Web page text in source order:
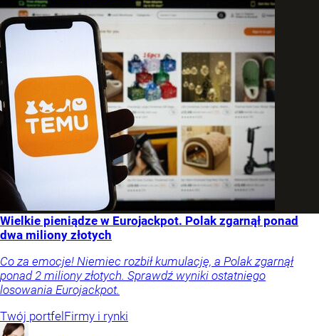
Wielkie pieniądze w Eurojackpot. Polak zgarnął ponad
dwa miliony złotych
Co za emocje! Niemiec rozbił kumulację, a Polak zgarnął
ponad 2 miliony złotych. Sprawdź wyniki ostatniego
losowania Eurojackpot.
Twój portfel Firmy i rynki